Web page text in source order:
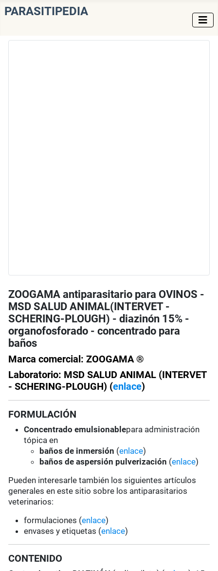
PARASITIPEDIA
ZOOGAMA antiparasitario para OVINOS -
MSD SALUD ANIMAL(INTERVET -
SCHERING-PLOUGH) - diazinón 15% -
organofosforado - concentrado para
baños
Marca comercial: ZOOGAMA ®
Laboratorio: MSD SALUD ANIMAL (INTERVET
- SCHERING-PLOUGH) (enlace)
FORMULACIÓN
Concentrado emulsionablepara administración
tópica en
baños de inmersión (enlace)
baños de aspersión pulverización (enlace)
Pueden interesarle también los siguientes artículos
generales en este sitio sobre los antiparasitarios
veterinarios:
formulaciones (enlace)
envases y etiquetas (enlace)
CONTENIDO